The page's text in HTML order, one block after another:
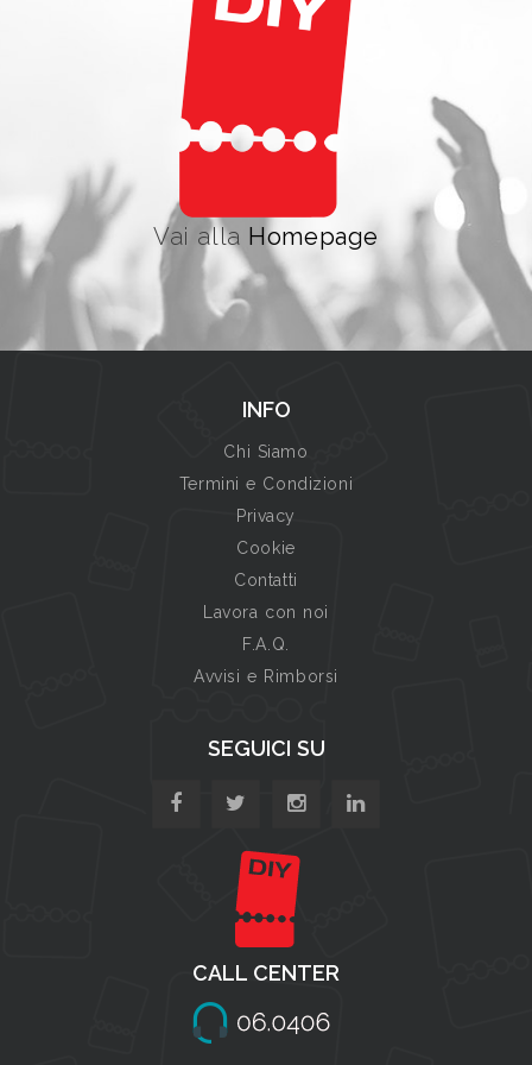
Vai alla Homepage
INFO
Chi Siamo
Termini e Condizioni
Privacy
Cookie
Contatti
Lavora con noi
F.A.Q.
Avvisi e Rimborsi
SEGUICI SU
CALL CENTER